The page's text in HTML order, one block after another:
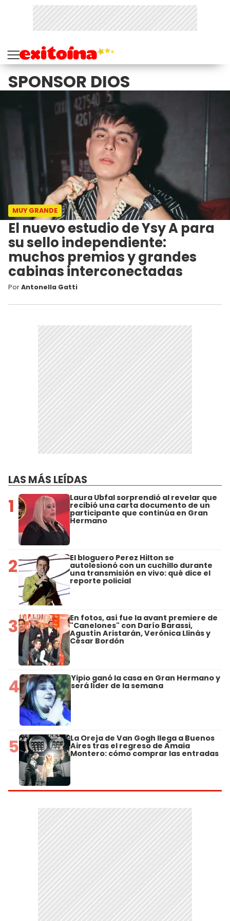
SPONSOR DIOS
MUY GRANDE
El nuevo estudio de Ysy A para
su sello independiente:
muchos premios y grandes
cabinas interconectadas
PorAntonella Gatti
LAS MÁS LEÍDAS
1 Laura Ubfal sorprendió al revelar que
recibió una carta documento de un
participante que continúa en Gran
Hermano
2 El bloguero Perez Hilton se
autolesionó con un cuchillo durante
una transmisión en vivo: qué dice el
reporte policial
3 En fotos, así fue la avant premiere de
"Canelones" con Darío Barassi,
Agustín Aristarán, Verónica Llinás y
César Bordón
4 Yipio ganó la casa en Gran Hermano y
será líder de la semana
5 La Oreja de Van Gogh llega a Buenos
Aires tras el regreso de Amaia
Montero: cómo comprar las entradas